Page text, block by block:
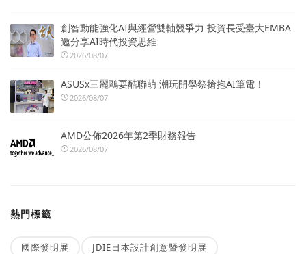
創智動能強化AI與經營雙軸競爭力 投資長受臺大EMBA
邀分享AI時代投資思維
2026/08/07
ASUSx三麗鷗耍酷聯萌 潮玩開學祭搶抱AI筆電！
2026/08/07
AMD公佈2026年第2季財務報告
2026/08/07
熱門標籤
國際發明展 JDIE日本設計創意暨發明展